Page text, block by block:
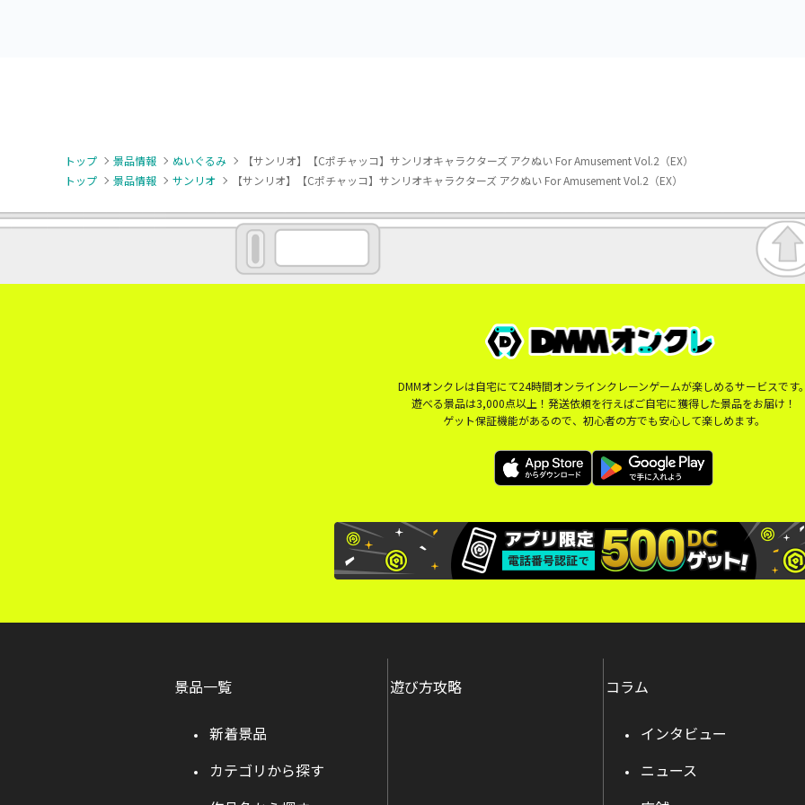
トップ 景品情報 ぬいぐるみ
【サンリオ】【Cポチャッコ】サンリオキャラクターズ アクぬい For Amusement Vol.2（EX）
トップ
景品情報 サンリオ 【サンリオ】【Cポチャッコ】サンリオキャラクターズ アクぬい For Amusement Vol.2（EX）
DMMオンクレは自宅にて24時間オンラインクレーンゲームが楽しめるサービスです
遊べる景品は3,000点以上！発送依頼を行えばご自宅に獲得した景品をお届け！
ゲット保証機能があるので、初心者の方でも安心して楽しめます。
景品一覧
新着景品
カテゴリから探す
遊び方攻略 コラム
インタビュー
ニュース